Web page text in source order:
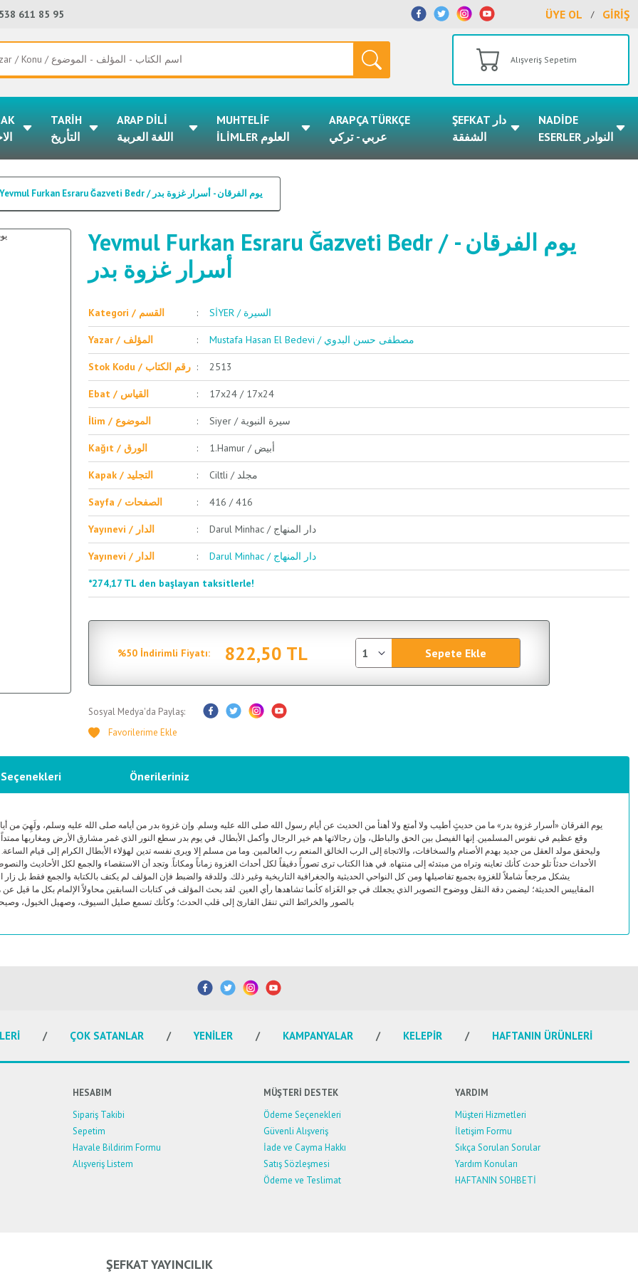
611 85 95 ÜYE OL / GİRİŞ
Alışveriş Sepetim
TARİH
التأريخ
ARAP DİLİ
اللغة العربية
MUHTELİF
İLİMLER العلوم
ARAPÇA TÜRKÇE
عربي - تركي
ŞEFKAT دار
الشفقة
NADİDE
ESERLER النوادر
Yevmul Furkan Esraru Ğazveti Bedr / يوم الفرقان - أسرار غزوة بدر
Yevmul Furkan Esraru Ğazveti Bedr / يوم الفرقان -
أسرار غزوة بدر
Kategori / القسم SİYER / السيرة
Yazar / المؤلف Mustafa Hasan El Bedevi / مصطفى حسن البدوي
Stok Kodu / رقم الكتاب 2513
Ebat / القياس 17x24 / 17x24
İlim / الموضوع Siyer / سيرة النبوية
Kağıt / الورق 1.Hamur / أبيض
Kapak / التجليد Ciltli / مجلد
Sayfa / الصفحات 416 / 416
Yayınevi / الدار Darul Minhac / دار المنهاج
Yayınevi / الدار Darul Minhac / دار المنهاج
*274,17 TL den başlayan taksitlerle!
%50 İndirimli Fiyatı: 822,50 TL Sepete Ekle
Sosyal Medya'da Paylaş:
Önerileriniz
يوم الفرقان «أسرار غزوة بدر» ما من حديثٍ أطيب ولا أمتع ولا أهنأ من الحديث عن أيام رسول الله صلى الله عليه وسلم. وإن غزوة بدر من أيامه صلى الله عليه وسلم، ولَهِيَ من
وقع عظيم في نفوس المسلمين. إنها الفيصل بين الحق والباطل، وإن رجالاتها هم خير الرجال وأكمل الأبطال. في يوم بدر سطع النور الذي غمر مشارق الأرض ومغاربها
وليحقق مولد العقل من جديد بهدم الأصنام والسخافات، والاتجاهَ إلى الرب الخالق المنعم رب العالمين. وما من مسلم إلا ويرى نفسه تدين لهؤلاء الأبطال الكرام إلى قيام
الأحداث حدثاً تلو حدث كأنك تعاينه وتراه من مبتدئه إلى منتهاه. في هذا الكتاب ترى تصوراً دقيقاً لكل أحداث الغزوة زماناً ومكاناً. وتجد أن الاستقصاء والجمع لكل الأحاديث
يشكل مرجعاً شاملاً للغزوة بجميع تفاصيلها ومن كل النواحي الحديثية والجغرافية التاريخية وغير ذلك. وللدقة والضبط فإن المؤلف لم يكتف بالكتابة والجمع فقط بل
المقاييس الحديثة؛ ليضمن دقة النقل ووضوح التصوير الذي يجعلك في جو الغَزاة كأنما تشاهدها رأي العين. لقد بحث المؤلف في كتابات السابقين محاولاً الإلمام بكل ما قيل
بالصور والخرائط التي تنقل القارئ إلى قلب الحدث؛ وكأنك تسمع صليل السيوف، وصهيل الخيول،
Bu ürüne ilk yorumu siz yapın!
Yorum Yaz
ÇOK SATANLAR YENİLER KAMPANYALAR KELEPİR HAFTANIN ÜRÜNLERİ
HESABIM
Sipariş Takibi
Sepetim
Havale Bildirim Formu
Alışveriş Listem
MÜŞTERİ DESTEK
Ödeme Seçenekleri
Güvenli Alışveriş
İade ve Cayma Hakkı
Satış Sözleşmesi
Ödeme ve Teslimat
YARDIM
Müşteri Hizmetleri
İletişim Formu
Sıkça Sorulan Sorular
Yardım Konuları
HAFTANIN SOHBETİ
ŞEFKAT YAYINCILIK